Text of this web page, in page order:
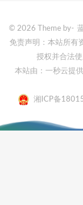
© 2026 Theme by-
免责声明：本站所有
授权并合法
本站由：一秒云提
湘ICP备